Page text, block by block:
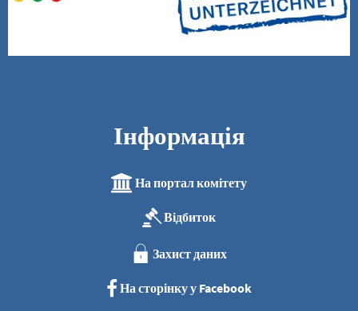
Інформація
На портал комітету
Відбиток
Захист даних
На сторінку у Facebook